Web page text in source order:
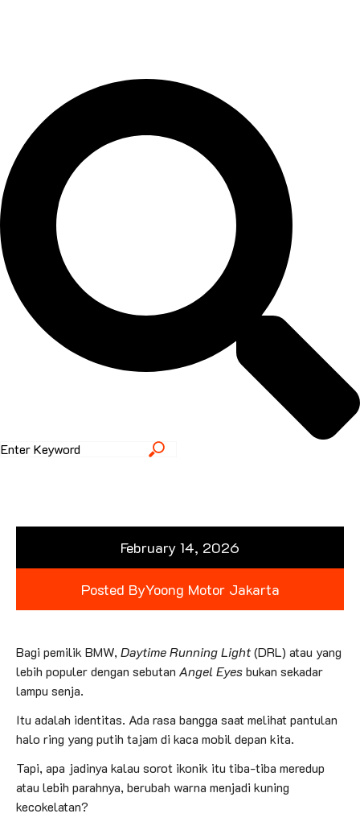
February 14, 2026
Posted ByYoong Motor Jakarta
Bagi pemilik BMW,Daytime Running Light(DRL) atau yang
lebih populer dengan sebutan Angel Eyesbukan sekadar
lampu senja.
Itu adalah identitas. Ada rasa bangga saat melihat pantulan
halo ring yang putih tajam di kaca mobil depan kita.
Tapi, apa jadinya kalau sorot ikonik itu tiba-tiba meredup
atau lebih parahnya, berubah warna menjadi kuning
kecokelatan?